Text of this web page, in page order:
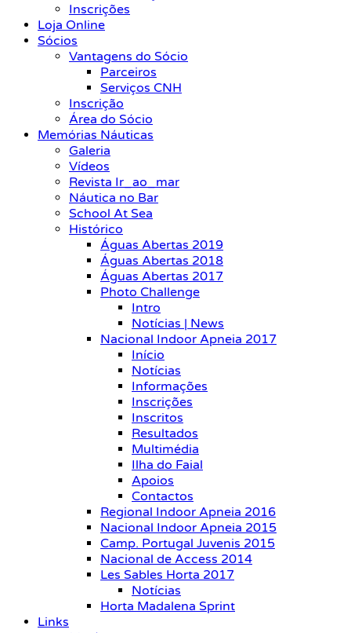
Inscrições
Loja Online
Sócios
Vantagens do Sócio
Parceiros
Serviços CNH
Inscrição
Área do Sócio
Memórias Náuticas
Galeria
Vídeos
Revista Ir_ao_mar
Náutica no Bar
School At Sea
Histórico
Águas Abertas 2019
Águas Abertas 2018
Águas Abertas 2017
Photo Challenge
Intro
Notícias | News
Nacional Indoor Apneia 2017
Início
Notícias
Informações
Inscrições
Inscritos
Resultados
Multimédia
Ilha do Faial
Apoios
Contactos
Regional Indoor Apneia 2016
Nacional Indoor Apneia 2015
Camp. Portugal Juvenis 2015
Nacional de Access 2014
Les Sables Horta 2017
Notícias
Horta Madalena Sprint
Links